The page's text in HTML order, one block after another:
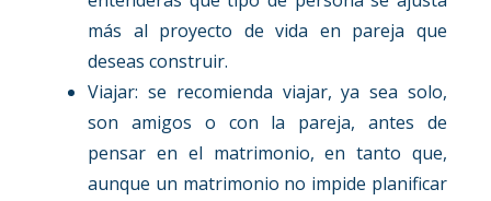
más al proyecto de vida en pareja que
deseas construir.
Viajar: se recomienda viajar, ya sea solo,
son amigos o con la pareja, antes de
pensar en el matrimonio, en tanto que,
aunque un matrimonio no impide planificar